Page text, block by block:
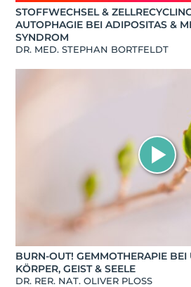
STOFFWECHSEL &
AUTOPHAGIE BEI ADIPOSITAS &
SYNDROM
DR. MED. STEPHAN BORTFELDT
BURN-OUT! GEMMOTHERAPIE BEI
KÖRPER, GEIST & SEELE
DR. RER. NAT. OLIVER PLOSS